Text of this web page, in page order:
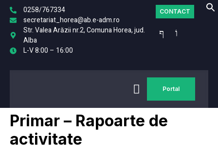
0258/767334
secretariat_horea@ab.e-adm.ro
Str. Valea Arăzii nr.2, Comuna Horea, jud.
Alba
L-V 8:00 – 16:00
CONTACT
Portal
Primar – Rapoarte de
activitate